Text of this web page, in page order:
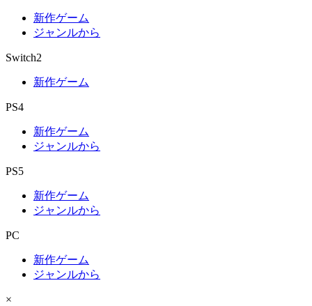
新作ゲーム
ジャンルから
Switch2
新作ゲーム
PS4
新作ゲーム
ジャンルから
PS5
新作ゲーム
ジャンルから
PC
新作ゲーム
ジャンルから
×